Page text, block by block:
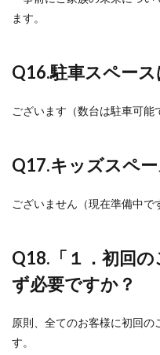
ます。
Q16.駐車スペー
ございます（数台は駐車可能
Q17.キッズスペ
ございません（現在準備中で
Q18. 「１．初回
ず必要ですか？
原則、全てのお客様に初回の
す。